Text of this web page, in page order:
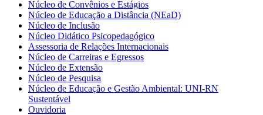
Núcleo de Convênios e Estágios
Núcleo de Educação a Distância (NEaD)
Núcleo de Inclusão
Núcleo Didático Psicopedagógico
Assessoria de Relações Internacionais
Núcleo de Carreiras e Egressos
Núcleo de Extensão
Núcleo de Pesquisa
Núcleo de Educação e Gestão Ambiental: UNI-RN
Sustentável
Ouvidoria